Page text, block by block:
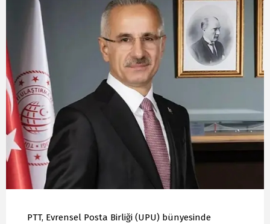
PTT, Evrensel Posta Birliği (UPU) bünyesinde